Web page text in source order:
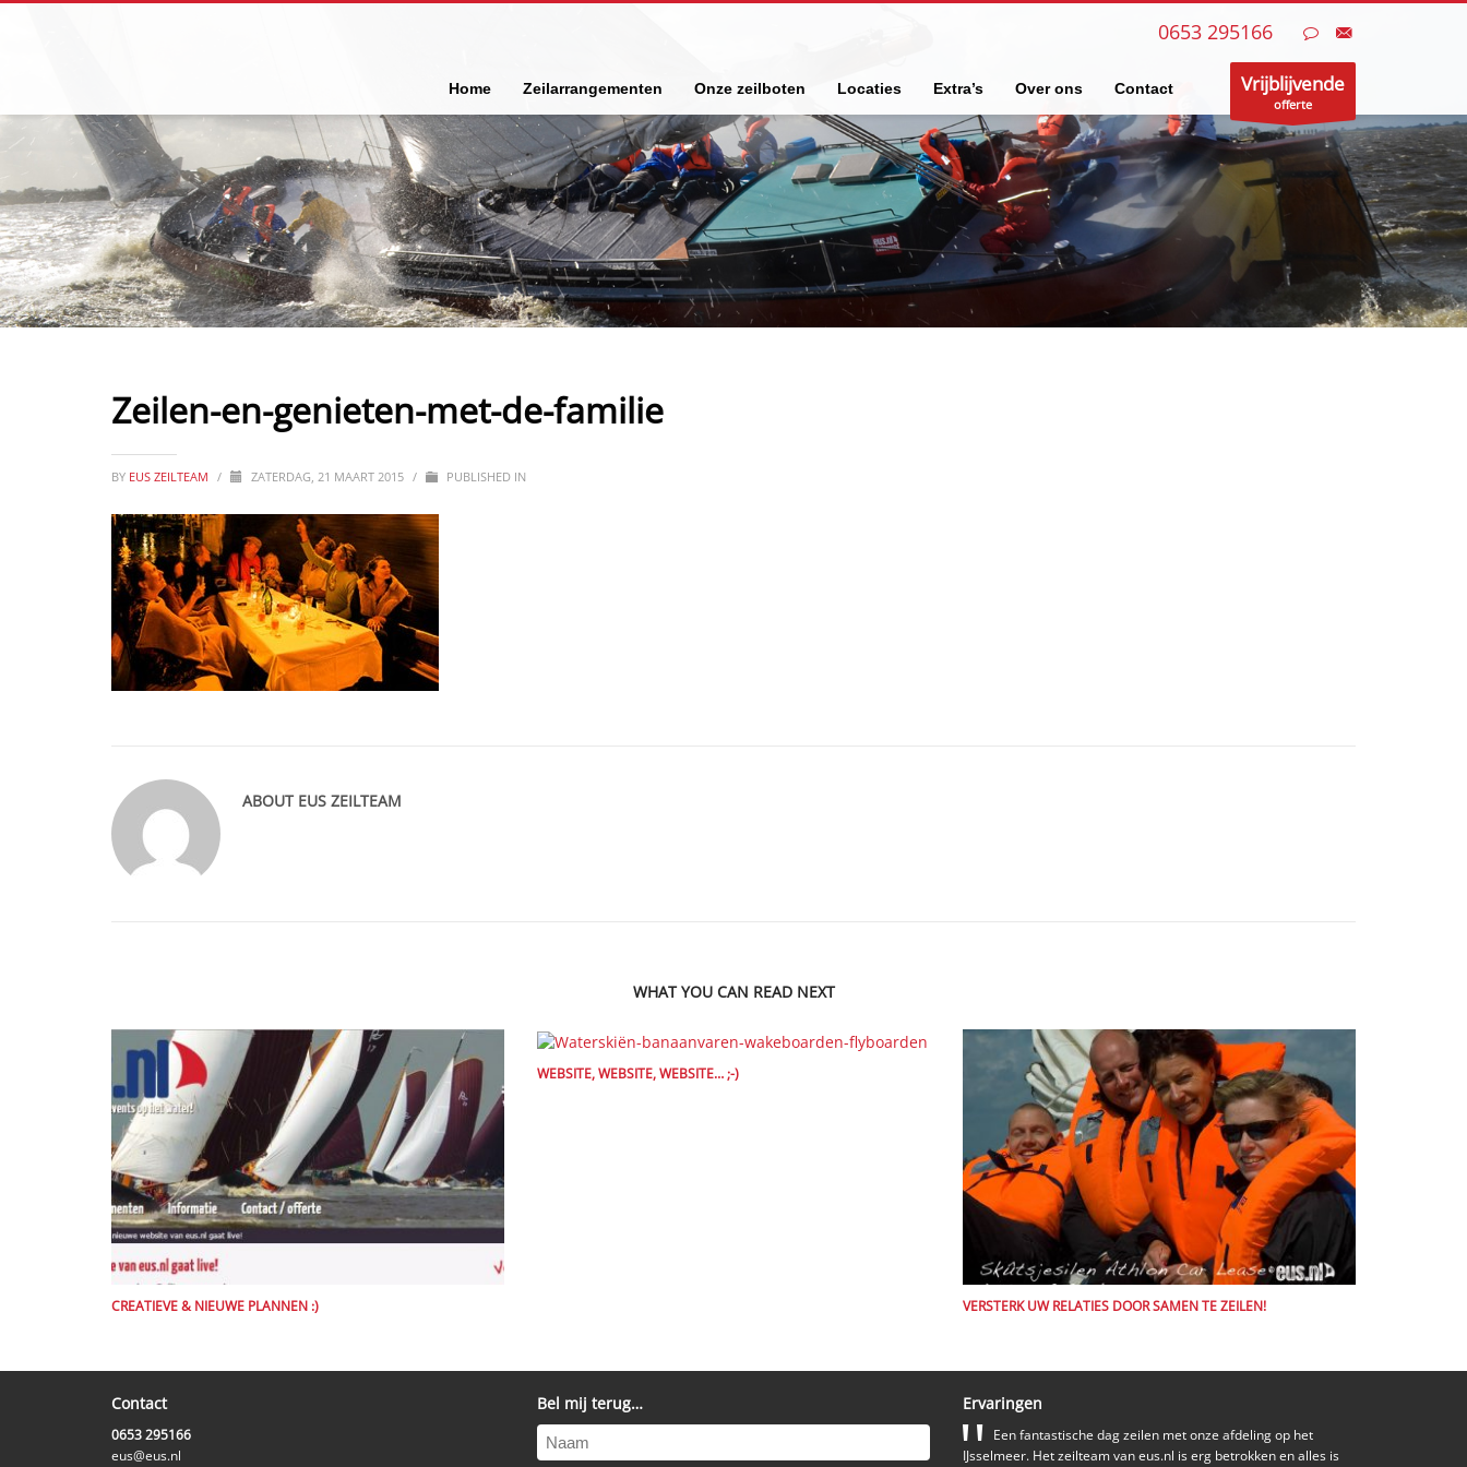
0653 295166
Home Zeilarrangementen Onze zeilboten Locaties Extra’s Over ons Contact Vrijblijvende
offerte
Zeilen-en-genieten-met-de-familie
BY EUS ZEILTEAM / ZATERDAG, 21 MAART 2015 / PUBLISHED IN
ABOUT EUS ZEILTEAM
WHAT YOU CAN READ NEXT
CREATIEVE & NIEUWE PLANNEN :)
WEBSITE, WEBSITE, WEBSITE… ;-)
VERSTERK UW RELATIES DOOR SAMEN TE ZEILEN!
Contact
0653 295166
eus@eus.nl
Bel mij terug…
Naam
Ervaringen
Een fantastische dag zeilen met onze afdeling op het
IJsselmeer. Het zeilteam van eus.nl is erg betrokken en alles is